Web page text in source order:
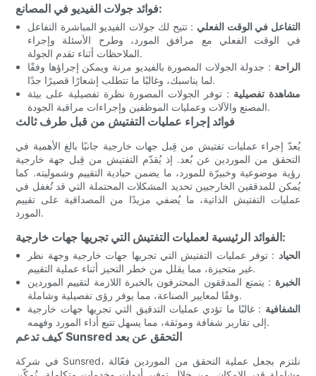
فوائد جولات الفيديو في المصانع:
التفاعل في الوقت الفعلي : تتيح لك جولات الفيديو المباشرة التفاعل
في الوقت الفعلي مع مرافق المورد، وطرح الأسئلة وإجراء
الملاحظات أثناء تقدم الجولة.
الراحة : جدولة الجولات المصورة بالفيديو مرنة ويمكن إجراؤها وفقًا
لما يناسبك، وغالبًا ما تتطلب إشعارًا قصيرًا جدًا.
مشاهدة تفصيلية : توفر الجولات المصورة نظرة تفصيلية على بيئة
المصنع والآلات وعمليات الموظفين وإجراءات مراقبة الجودة.
فوائد إجراء عمليات التفتيش من قبل طرف ثالث
يُعدّ إجراء عمليات تفتيش من قِبل جهات خارجية جانبًا بالغ الأهمية في
التحقق من الموردين عن بُعد. إذ يُقدّم التفتيش من قِبل جهة خارجية
رؤية موضوعية وخبيرّة للمورد، ما يضمن حيادية التقييم وشموليته. كما
يُمكن للمدققين الخارجيين تحديد المشكلات المحتملة التي قد تُغفل في
عمليات التفتيش الذاتية، ما يُضفي مزيدًا من المصداقية على تقييم
المورد.
الفوائد الرئيسية لعمليات التفتيش التي تجريها جهات خارجية:
الحياد : توفر عمليات التفتيش التي تجريها جهات خارجية وجهة نظر
غير متحيزة، مما يقلل من خطر التحيز أثناء عملية التقييم.
الخبرة : يتمتع المدققون المحترفون بالخبرة اللازمة لتقييم الموردين
وفقًا لمعايير الصناعة، مما يوفر رؤى تفصيلية وشاملة.
الشفافية : غالبًا ما تؤدي عمليات التدقيق التي تجريها جهات خارجية
إلى تقارير شفافة وموثقة، مما يسهل تتبع أداء المورد وفهمه.
كيف تدعم Sunsred التحقق عن بعد
في شركة Sunsred، نلتزم بجعل عملية التحقق من الموردين فعّالة